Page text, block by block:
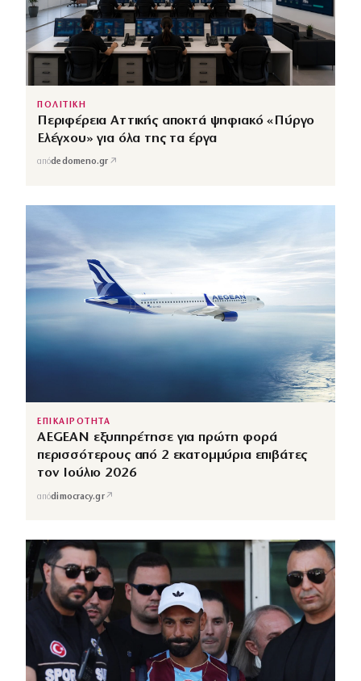
ΠΟΛΙΤΙΚΗ
Περιφέρεια Αττικής αποκτά ψηφιακό «Πύργο
Ελέγχου» για όλα της τα έργα
απόdedomeno.gr ↗
ΕΠΙΚΑΙΡΟΤΗΤΑ
AEGEAN εξυπηρέτησε για πρώτη φορά
περισσότερους από 2 εκατομμύρια επιβάτες
τον Ιούλιο 2026
απόdimocracy.gr↗